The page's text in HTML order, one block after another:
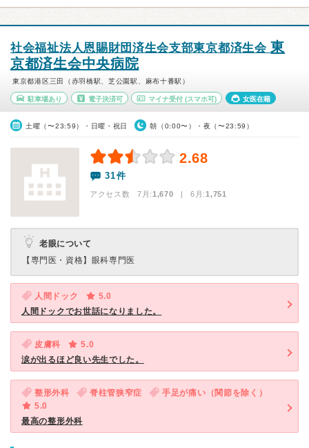
社会福祉法人恩賜財団済生会支部東京都済生会東
京都済生会中央病院
東京都港区三田（赤羽橋駅、芝公園駅、麻布十番駅）
駐車場あり 電子決済可 マイナ受付 (スマホ可) 女医在籍
土曜（〜23:59）・日曜・祝日 朝（0:00〜）・夜（〜23:59）
2.68
31件
アクセス数 7月:1,670 | 6月:1,751
老眼について
【専門医・資格】 眼科専門医
人間ドック
5.0
人間ドックでお世話になりました。
皮膚科
5.0
涙が出るほど良い先生でした。
整形外科 脊柱管狭窄症
手足が痛い（関節を除く）
5.0
最高の整形外科